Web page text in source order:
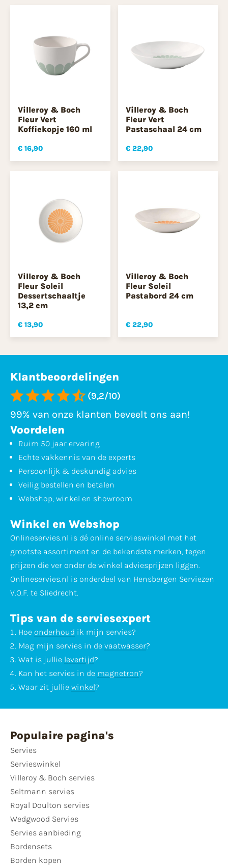
Villeroy & Boch
Fleur Vert
Koffiekopje 160 ml
€ 16,90
Villeroy & Boch
Fleur Vert
Pastaschaal 24 cm
€ 22,90
Villeroy & Boch
Fleur Soleil
Dessertschaaltje
13,2 cm
€ 13,90
Villeroy & Boch
Fleur Soleil
Pastabord 24 cm
€ 22,90
Klantbeoordelingen
(9,2/10)
99% van onze klanten beveelt ons aan!
Voordelen
Ruim 50 jaar ervaring
Echte vakkennis van de experts
Persoonlijk & deskundig advies
Veilig bestellen en betalen
Webshop, winkel en showroom
Winkel en Webshop
Onlineservies.nl is dé online servieswinkel met het
grootste assortiment en de bekendste merken, tegen
prijzen die ver onder de winkel adviesprijzen liggen.
Onlineservies.nl is onderdeel van Hensbergen Serviezen
V.O.F. te Sliedrecht.
Tips van de serviesexpert
Hoe onderhoud ik mijn servies?
Mag mijn servies in de vaatwasser?
Wat is jullie levertijd?
Kan het servies in de magnetron?
Waar zit jullie winkel?
Populaire pagina's
Servies
Servieswinkel
Villeroy & Boch servies
Seltmann servies
Royal Doulton servies
Wedgwood Servies
Servies aanbieding
Bordensets
Borden kopen